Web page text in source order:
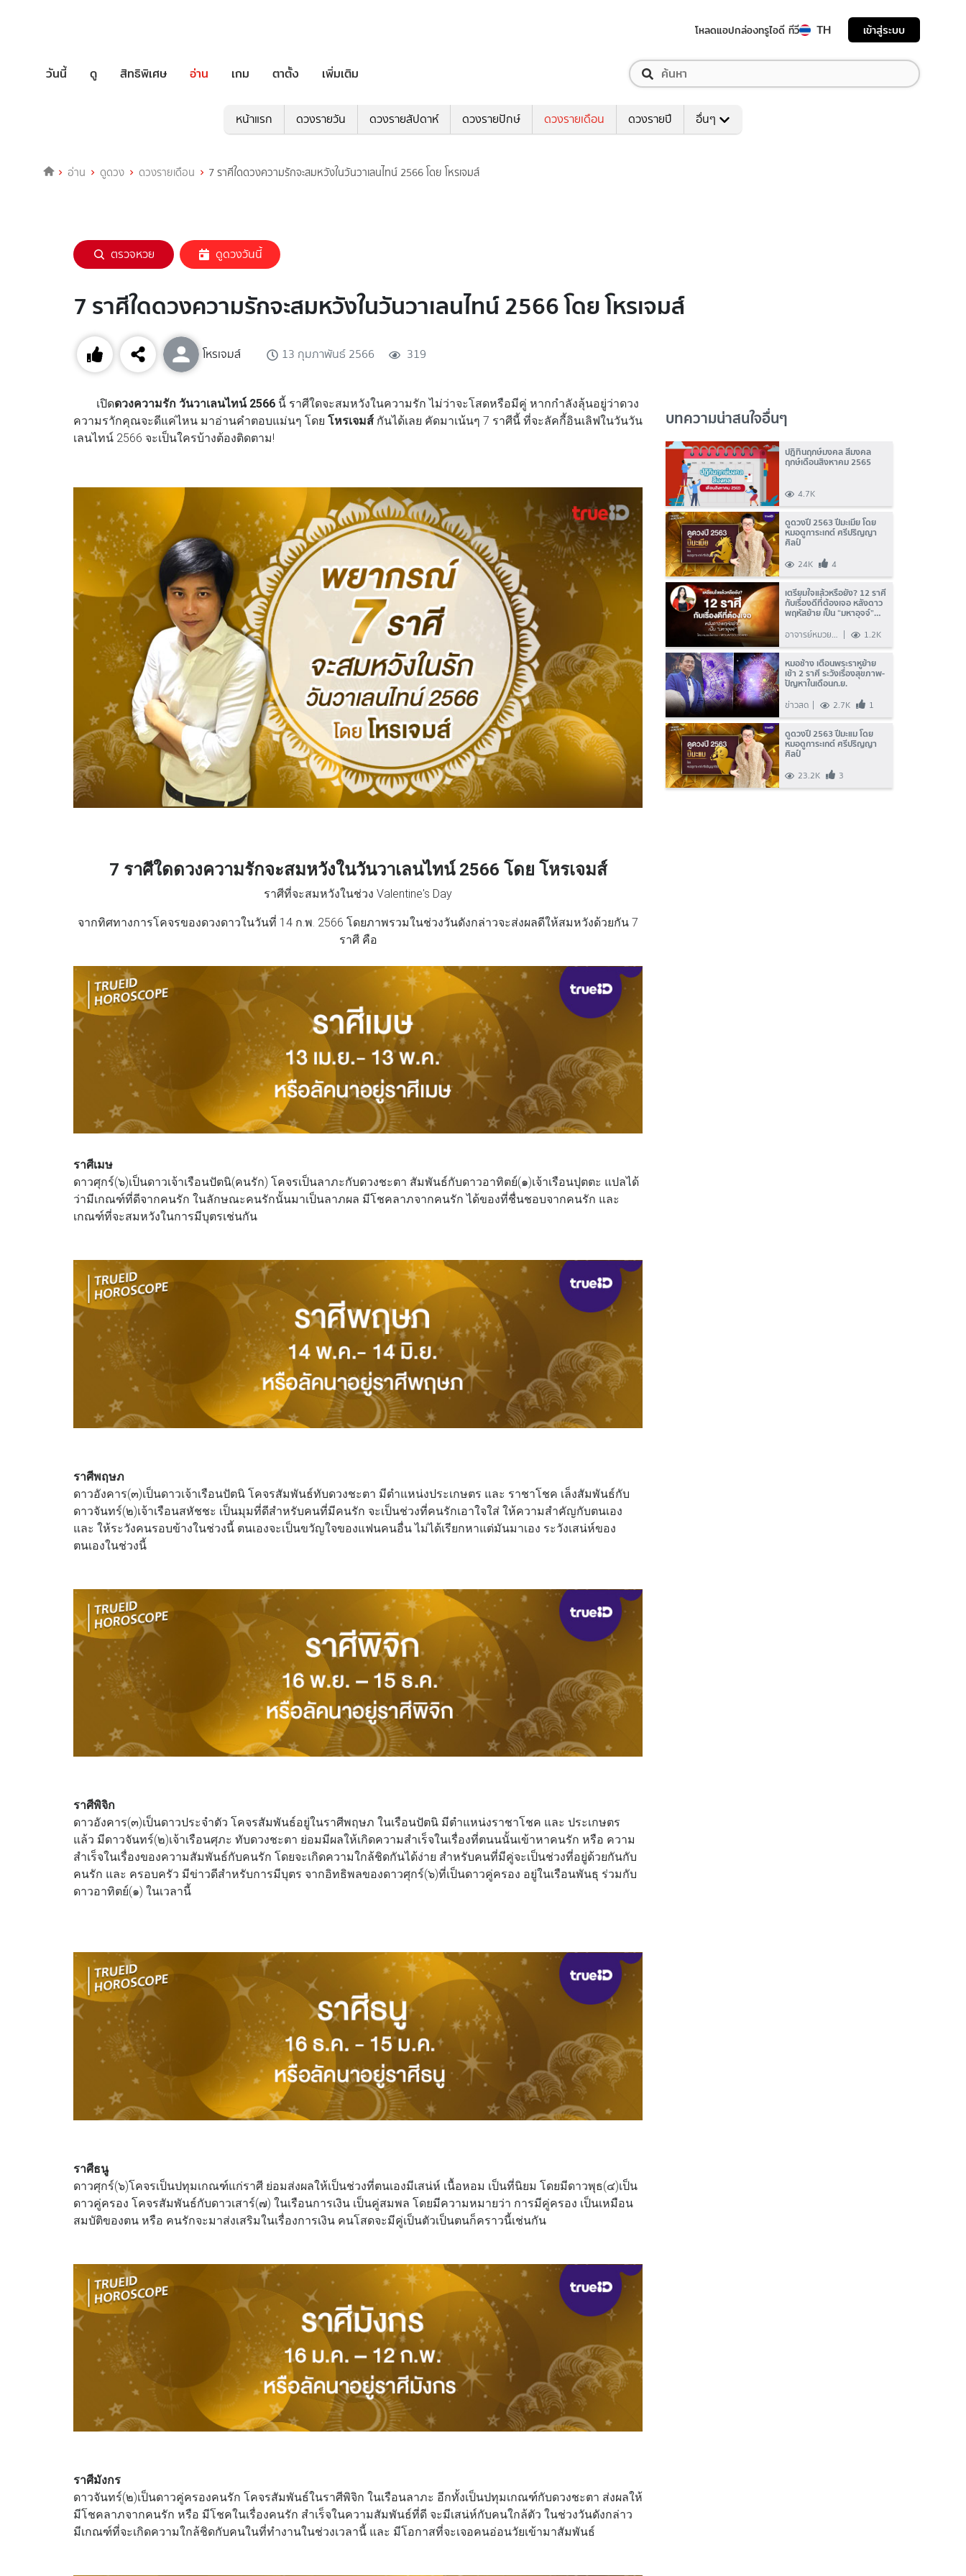
โหลดแอปกล่องทรูไอดี ทีวี TH เข้าสู่ระบบ
วันนี้ ดู สิทธิพิเศษ อ่าน เกม ตาตั้ง เพิ่มเติม
หน้าแรก ดวงรายวัน ดวงรายสัปดาห์ ดวงรายปักษ์ ดวงรายเดือน ดวงรายปี อื่นๆ
อ่าน ดูดวง ดวงรายเดือน 7 ราศีใดดวงความรักจะสมหวังในวันวาเลนไทน์ 2566 โดย โหรเจมส์
ตรวจหวย ดูดวงวันนี้
7 ราศีใดดวงความรักจะสมหวังในวันวาเลนไทน์ 2566 โดย โหรเจมส์
โหรเจมส์ 13 กุมภาพันธ์ 2566 319
เปิดดวงความรัก วันวาเลนไทน์ 2566 นี้ ราศีใดจะสมหวังในความรัก ไม่ว่าจะโสดหรือมีคู่ หากกำลังลุ้นอยู่ว่าดวง
ความราักคุณจะดีแค่ไหน มาอ่านคำตอบแม่นๆ โดย โหรเจมส์ กันได้เลย คัดมาเน้นๆ 7 ราศีนี้ ที่จะลัคกี้อินเลิฟในวันวัน
เลนไทน์ 2566 จะเป็นใครบ้างต้องติดตาม!
7 ราศีใดดวงความรักจะสมหวังในวันวาเลนไทน์ 2566 โดย โหรเจมส์
ราศีที่จะสมหวังในช่วง Valentine's Day
จากทิศทางการโคจรของดวงดาวในวันที่ 14 ก.พ. 2566 โดยภาพรวมในช่วงวันดังกล่าวจะส่งผลดีให้สมหวังด้วยกัน 7
ราศี คือ
ราศีเมษ
ดาวศุกร์(๖)เป็นดาวเจ้าเรือนปัตนิ(คนรัก) โคจรเป็นลาภะกับดวงชะตา สัมพันธ์กับดาวอาทิตย์(๑)เจ้าเรือนปุตตะ แปลได้
ว่ามีเกณฑ์ที่ดีจากคนรัก ในลักษณะคนรักนั้นมาเป็นลาภผล มีโชคลาภจากคนรัก ได้ของที่ชื่นชอบจากคนรัก และ
เกณฑ์ที่จะสมหวังในการมีบุตรเช่นกัน
ราศีพฤษภ
ดาวอังคาร(๓)เป็นดาวเจ้าเรือนปัตนิ โคจรสัมพันธ์ทับดวงชะตา มีตำแหน่งประเกษตร และ ราชาโชค เล็งสัมพันธ์กับ
ดาวจันทร์(๒)เจ้าเรือนสหัชชะ เป็นมุมที่ดีสำหรับคนที่มีคนรัก จะเป็นช่วงที่คนรักเอาใจใส่ ให้ความสำคัญกับตนเอง
และ ให้ระวังคนรอบข้างในช่วงนี้ ตนเองจะเป็นขวัญใจของแฟนคนอื่น ไม่ได้เรียกหาแต่มันมาเอง ระวังเสน่ห์ของ
ตนเองในช่วงนี้
ราศีพิจิก
ดาวอังคาร(๓)เป็นดาวประจำตัว โคจรสัมพันธ์อยู่ในราศีพฤษภ ในเรือนปัตนิ มีตำแหน่งราชาโชค และ ประเกษตร
แล้ว มีดาวจันทร์(๒)เจ้าเรือนศุภะ ทับดวงชะตา ย่อมมีผลให้เกิดความสำเร็จในเรื่องที่ตนนนั้นเข้าหาคนรัก หรือ ความ
สำเร็จในเรื่องของความสัมพันธ์กับคนรัก โดยจะเกิดความใกล้ชิดกันได้ง่าย สำหรับคนที่มีคู่จะเป็นช่วงที่อยู่ด้วยกันกับ
คนรัก และ ครอบครัว มีข่าวดีสำหรับการมีบุตร จากอิทธิพลของดาวศุกร์(๖)ที่เป็นดาวคู่ครอง อยู่ในเรือนพันธุ ร่วมกับ
ดาวอาทิตย์(๑) ในเวลานี้
ราศีธนู
ดาวศุกร์(๖)โคจรเป็นปทุมเกณฑ์แก่ราศี ย่อมส่งผลให้เป็นช่วงที่ตนเองมีเสน่ห์ เนื้อหอม เป็นที่นิยม โดยมีดาวพุธ(๔)เป็น
ดาวคู่ครอง โคจรสัมพันธ์กับดาวเสาร์(๗) ในเรือนการเงิน เป็นคู่สมพล โดยมีความหมายว่า การมีคู่ครอง เป็นเหมือน
สมบัติของตน หรือ คนรักจะมาส่งเสริมในเรื่องการเงิน คนโสดจะมีคู่เป็นตัวเป็นตนก็คราวนี้เช่นกัน
ราศีมังกร
ดาวจันทร์(๒)เป็นดาวคู่ครองคนรัก โคจรสัมพันธ์ในราศีพิจิก ในเรือนลาภะ อีกทั้งเป็นปทุมเกณฑ์กับดวงชะตา ส่งผลให้
มีโชคลาภจากคนรัก หรือ มีโชคในเรื่องคนรัก สำเร็จในความสัมพันธ์ที่ดี จะมีเสน่ห์กับคนใกล้ตัว ในช่วงวันดังกล่าว
มีเกณฑ์ที่จะเกิดความใกล้ชิดกับคนในที่ทำงานในช่วงเวลานี้ และ มีโอกาสที่จะเจอคนอ่อนวัยเข้ามาสัมพันธ์
บทความน่าสนใจอื่นๆ
ปฎิทินฤกษ์มงคล สีมงคล
ฤกษ์เดือนสิงหาคม 2565
4.7K
ดูดวงปี 2563 ปีมะเมีย โดย
หมอดูการะเกต์ ศรีปริญญา
ศิลป์
24K 4
เตรียมใจแล้วหรือยัง? 12 ราศี
กับเรื่องดีที่ต้องเจอ หลังดาว
พฤหัสย้าย เป็น “มหาอุจจ์”
อาจารย์หมวยไพ่
ทอง
1.2K
หมอช้าง เตือนพระราหูย้าย
เข้า 2 ราศี ระวังเรื่องสุขภาพ-
ปัญหาในเดือนก.ย.
ข่าวสด 2.7K 1
ดูดวงปี 2563 ปีมะแม โดย
หมอดูการะเกต์ ศรีปริญญา
ศิลป์
23.2K 3